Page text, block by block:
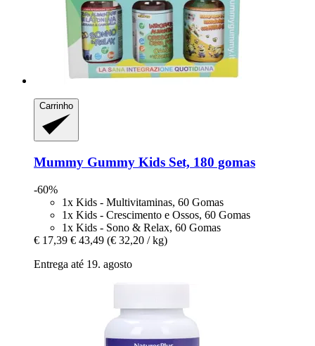
Carrinho
Mummy Gummy Kids Set, 180 gomas
-60%
1x Kids - Multivitaminas, 60 Gomas
1x Kids - Crescimento e Ossos, 60 Gomas
1x Kids - Sono & Relax, 60 Gomas
€ 17,39 € 43,49 (€ 32,20 / kg)
Entrega até 19. agosto